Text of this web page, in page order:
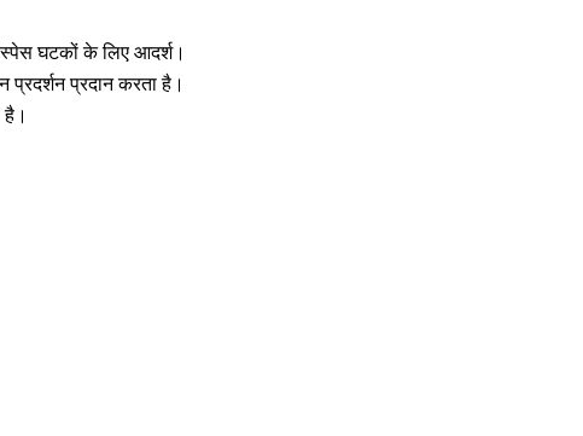
घटकों के लिए आदर्श।
प्रदान करता है।
है।